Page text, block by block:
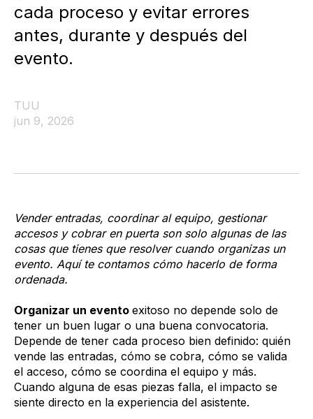
cada proceso y evitar errores
antes, durante y después del
evento.
TUU
jun 9, 2026
Vender entradas, coordinar al equipo, gestionar
accesos y cobrar en puerta son solo algunas de las
cosas que tienes que resolver cuando organizas un
evento. Aquí te contamos cómo hacerlo de forma
ordenada.
Organizar un evento exitoso no depende solo de
tener un buen lugar o una buena convocatoria.
Depende de tener cada proceso bien definido: quién
vende las entradas, cómo se cobra, cómo se valida
el acceso, cómo se coordina el equipo y más.
Cuando alguna de esas piezas falla, el impacto se
siente directo en la experiencia del asistente.